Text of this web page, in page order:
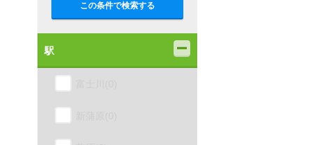
この条件で検索する
駅